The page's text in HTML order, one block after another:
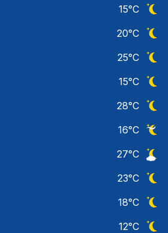
15°C
20°C
25°C
15°C
28°C
16°C
27°C
23°C
18°C
12°C